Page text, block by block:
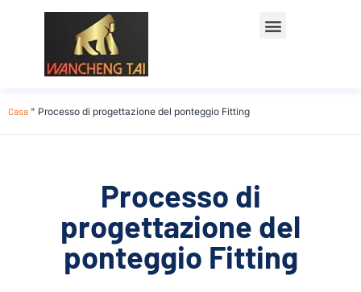
Casa " Processo di progettazione del ponteggio Fitting
Processo di
progettazione del
ponteggio Fitting